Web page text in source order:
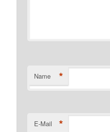
Name *
E-Mail *